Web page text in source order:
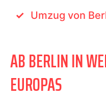
Umzug von
AB BERLIN IN
EUROPAS